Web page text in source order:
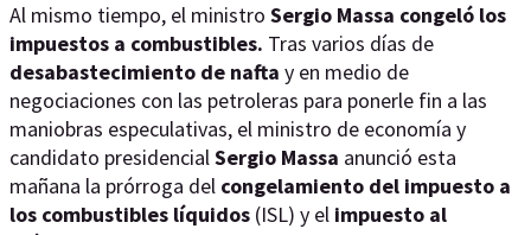
Al mismo tiempo, el ministro Sergio Massa congeló los
impuestos a combustibles. Tras varios días de
desabastecimiento de nafta y en medio de
negociaciones con las petroleras para ponerle fin a las
maniobras especulativas, el ministro de economía y
candidato presidencialSergio Massa anunció esta
mañana la prórroga del congelamiento del impuesto a
los combustibles líquidos (ISL) y el impuesto al